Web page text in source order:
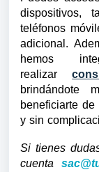
dispositivos,
teléfonos
adicional.
hemos
realizar
brindándote
beneficiarte
y sin
Si tienes
cuenta